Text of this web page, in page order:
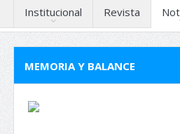
Institucional Revista
MEMORIA Y BALANCE